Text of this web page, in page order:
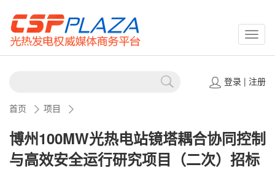
登录| 注册
首页 项目
博州100MW光热电站镜塔耦合协同控制
与高效安全运行研究项目（二次）招标